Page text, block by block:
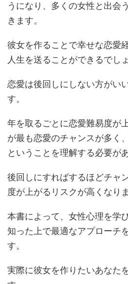
うになり、多くの女性と出会
きます。
彼女を作ることで幸せな恋愛
人生を送ることができるでしょ
恋愛は後回しにしない方がい
す。
年を取るごとに恋愛難易度が
が最も恋愛のチャンスが多く
ということを理解する必要が
後回しにすればするほどチャ
度が上がるリスクが高くなりま
本書によって、女性心理を学
知った上で最適なアプローチ
す。
実際に彼女を作りたいあなた